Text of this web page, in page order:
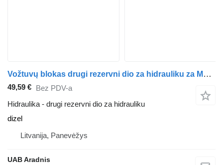
Vožtuvų blokas drugi rezervni dio za hidrauliku za Mercedes-Benz LK/LN2 814 F kamiona
49,59 € Bez PDV-a
Hidraulika - drugi rezervni dio za hidrauliku
dizel
Litvanija, Panevėžys
UAB Aradnis